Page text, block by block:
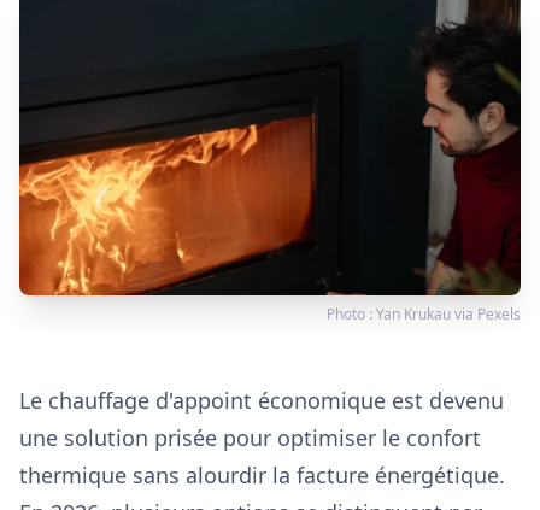
Photo :Yan Krukauvia Pexels
Le chauffage d'appoint économique est devenu
une solution prisée pour optimiser le confort
thermique sans alourdir la facture énergétique.